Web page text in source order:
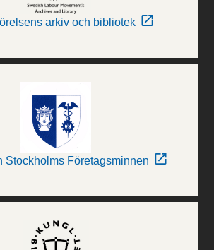
arkiv och bibliotek
Stockholms Företagsminnen